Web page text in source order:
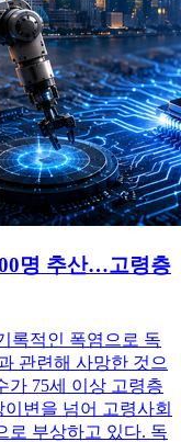
명 추산…고령층
록적인 폭염으로 독
관련해 사망한 것으
가 75세 이상 고령층
변을 넘어 고령사회
로 부상하고 있다. 독